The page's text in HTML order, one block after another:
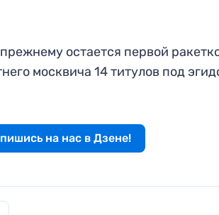
остается первой
москвича 14 титулов под
на нас в Дзене!